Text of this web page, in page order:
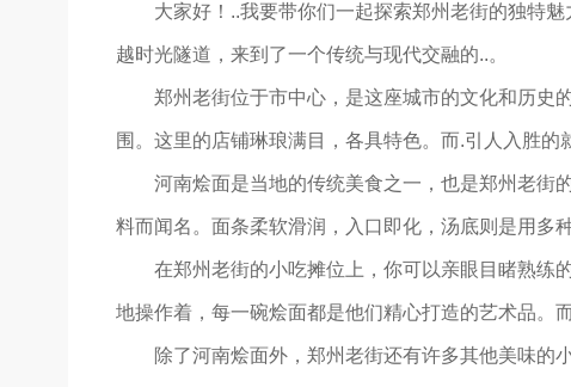
大家好！..我要带你们一起探索郑州老街的独特
越时光隧道，来到了一个传统与现代交融的..。
郑州老街位于市中心，是这座城市的文化和历史
围。这里的店铺琳琅满目，各具特色。而.引人入胜的
河南烩面是当地的传统美食之一，也是郑州老街
料而闻名。面条柔软滑润，入口即化，汤底则是用多
在郑州老街的小吃摊位上，你可以亲眼目睹熟练
地操作着，每一碗烩面都是他们精心打造的艺术品。
除了河南烩面外，郑州老街还有许多其他美味的